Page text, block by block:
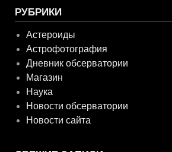
РУБРИКИ
Астероиды
Астрофотография
Дневник обсерватории
Магазин
Наука
Новости обсерватории
Новости сайта